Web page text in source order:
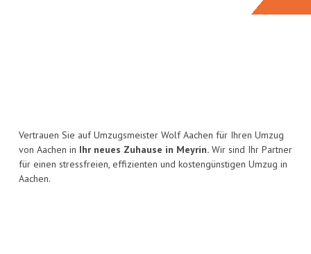
Vertrauen Sie auf Umzugsmeister Wolf Aachen für Ihren Umzug
von Aachen in Ihr neues Zuhause in Meyrin. Wir sind Ihr Partner
für einen stressfreien, effizienten und kostengünstigen Umzug in
Aachen.